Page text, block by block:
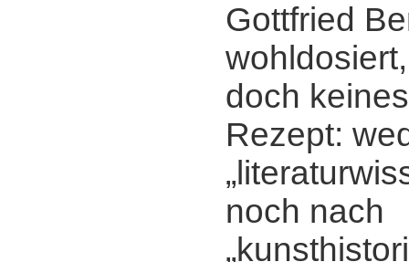
Gottfried
doch
Rezept:
noch nach